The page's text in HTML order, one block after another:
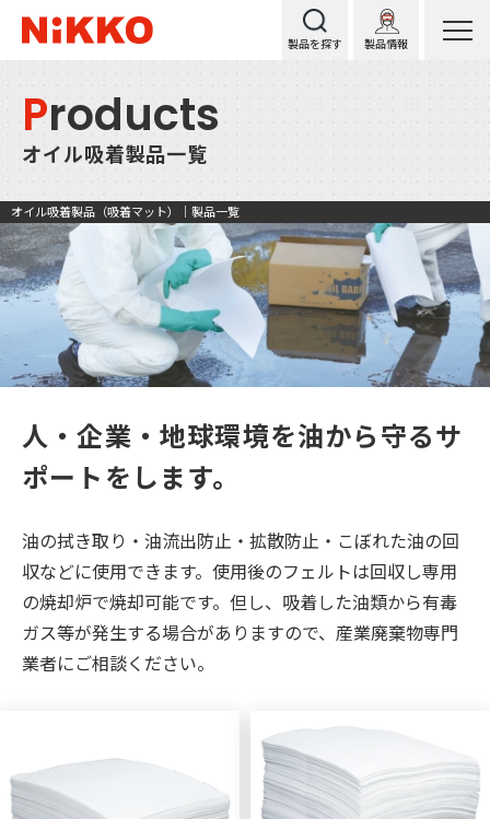
製品を探す 製品情報
Products
オイル吸着製品一覧
オイル吸着製品（吸着マット）｜製品一覧
人・企業・地球環境を油から守るサ
ポートをします。
油の拭き取り・油流出防止・拡散防止・こぼれた油の回
収などに使用できます。使用後のフェルトは回収し専用
の焼却炉で焼却可能です。但し、吸着した油類から有毒
ガス等が発生する場合がありますので、産業廃棄物専門
業者にご相談ください。